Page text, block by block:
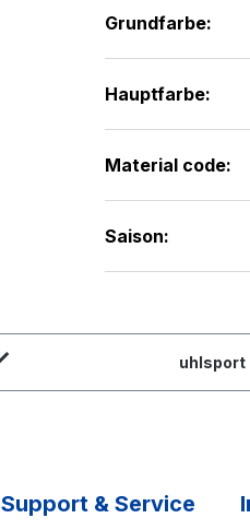
Grundfarbe:
Hauptfarbe:
Material code:
Saison:
uhlsport
Support & Service